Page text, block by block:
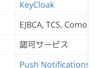
KeyCloak
EJBCA, TCS,
認可サービス
Push Notifications